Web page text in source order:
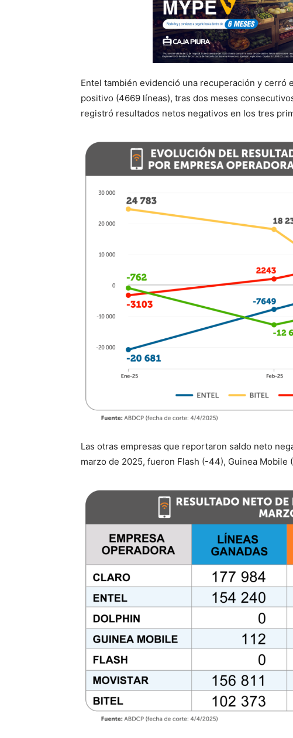
Entel también evidenció una recuperación y
positivo (4669 líneas), tras dos meses
registró resultados netos negativos en los tres
Las otras empresas que reportaron saldo neto
marzo de 2025, fueron Flash (-44), Guinea Mobile